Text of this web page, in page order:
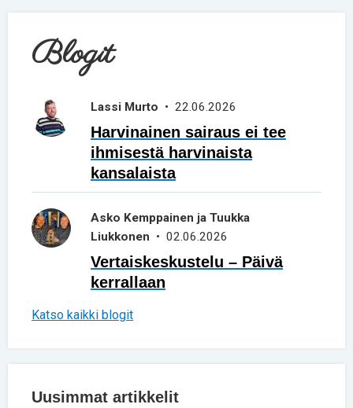
Blogit
Lassi Murto • 22.06.2026
Harvinainen sairaus ei tee
ihmisestä harvinaista
kansalaista
Asko Kemppainen ja Tuukka
Liukkonen • 02.06.2026
Vertaiskeskustelu – Päivä
kerrallaan
Katso kaikki blogit
Uusimmat artikkelit